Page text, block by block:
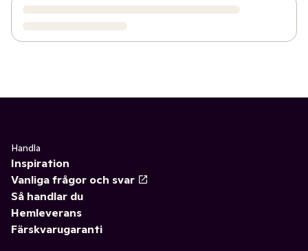
Handla
Inspiration
Vanliga frågor och svar
Så handlar du
Hemleverans
Färskvarugaranti